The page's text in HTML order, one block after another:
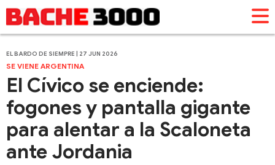
EL BARDO DE SIEMPRE | 27 JUN 2026
SE VIENE ARGENTINA
El Cívico se enciende:
fogones y pantalla gigante
para alentar a la Scaloneta
ante Jordania